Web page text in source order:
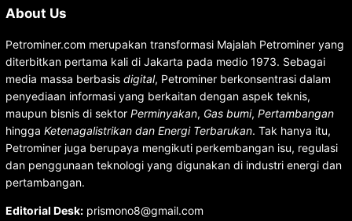
About Us
Petrominer.com merupakan transformasi Majalah Petrominer yang
diterbitkan pertama kali di Jakarta pada medio 1973. Sebagai
media massa berbasis digital, Petrominer berkonsentrasi dalam
penyediaan informasi yang berkaitan dengan aspek teknis,
maupun bisnis di sektor Perminyakan, Gas bumi, Pertambangan
hingga Ketenagalistrikan dan Energi Terbarukan. Tak hanya itu,
Petrominer juga berupaya mengikuti perkembangan isu, regulasi
dan penggunaan teknologi yang digunakan di industri energi dan
pertambangan.
Editorial Desk:prismono8@gmail.com